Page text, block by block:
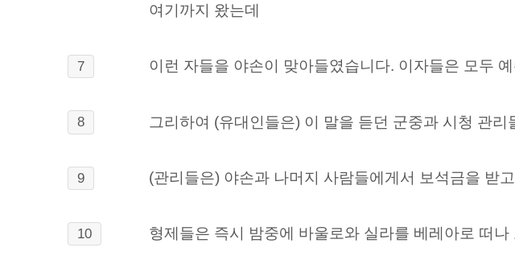
여기까지 왔는데
7 이런 자들을 야손이 맞아들였습니다. 이자들은 모두
8 그리하여 (유대인들은) 이 말을 듣던 군중과 시청 관리
9 (관리들은) 야손과 나머지 사람들에게서 보석금을 받
10 형제들은 즉시 밤중에 바울로와 실라를 베레아로 떠